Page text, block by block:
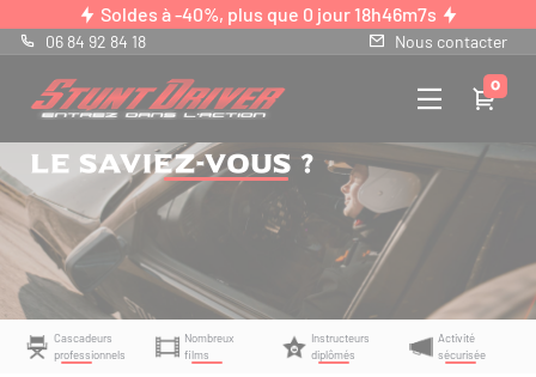
Soldes à -40%, plus que 0 jour 18h46m6s
06 84 92 84 18 Nous contacter
0
Le saviez-vous ?
Cascadeurs
professionnels
Nombreux
films
Instructeurs
diplômés
Activité
sécurisée
Panneau de gestion des cookies